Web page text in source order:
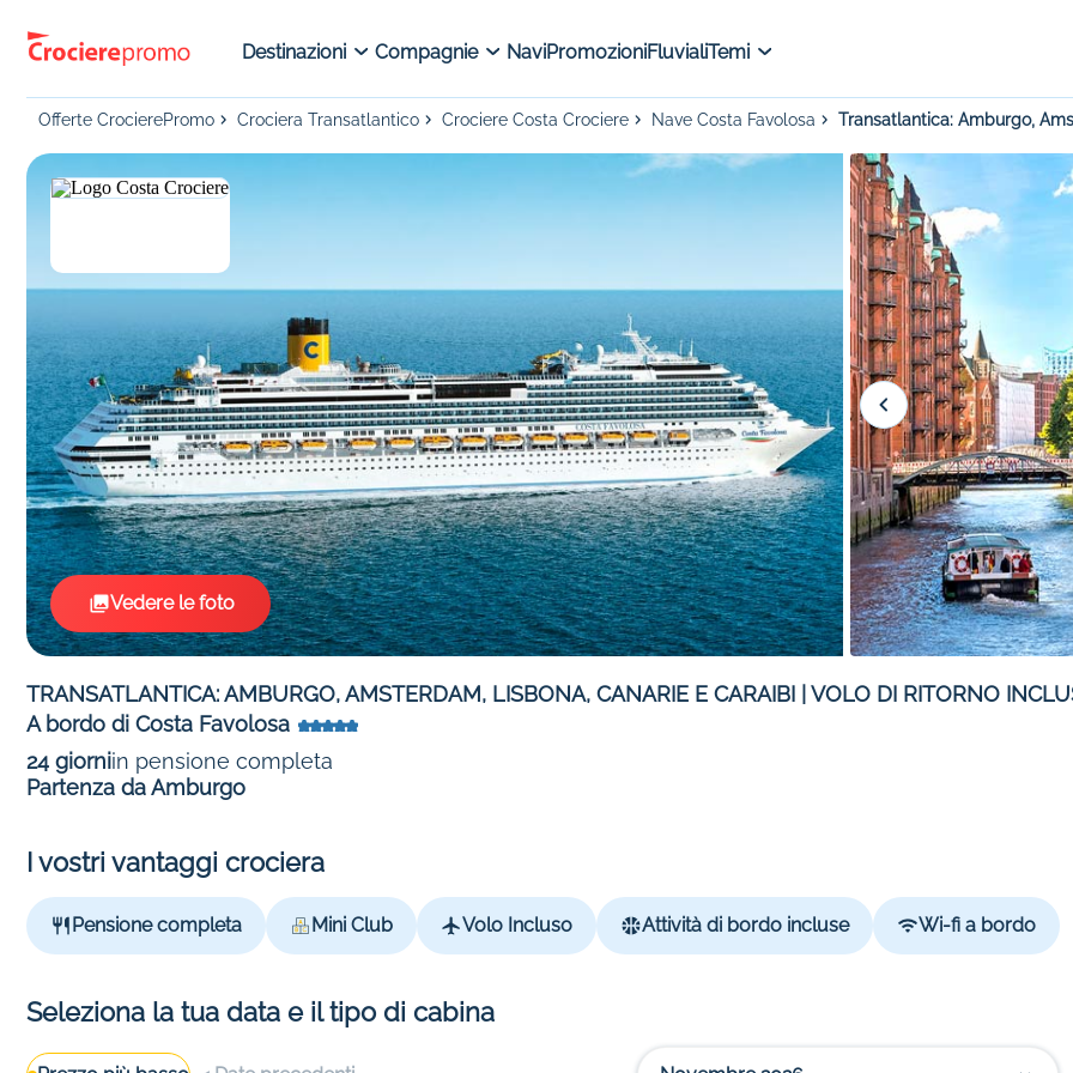
Destinazioni Compagnie NaviPromozioniFluvialiTemi
Offerte CrocierePromo Crociera Transatlantico Crociere Costa Crociere Nave Costa Favolosa Transatlantica: Amburgo,
Vedere le foto
TRANSATLANTICA: AMBURGO, AMSTERDAM, LISBONA, CANARIE E CARAIBI | VOLO DI RITORNO
A bordo di Costa Favolosa
24 giorniin pensione completa
Partenza da Amburgo
I vostri vantaggi crociera
Pensione completa Mini Club Volo Incluso Attività di bordo incluse Wi-fi a bordo
Seleziona la tua data e il tipo di cabina